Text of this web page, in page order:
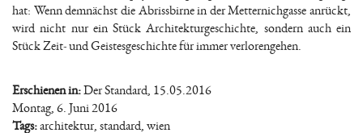
hat: Wenn demnächst die Abrissbirne in der Metternichgasse anrückt,
wird nicht nur ein Stück Architekturgeschichte, sondern auch ein
Stück Zeit- und Geistesgeschichte für immer verlorengehen.
Erschienen in:Der Standard, 15.05.2016
Montag, 6. Juni 2016
Tags:architektur, standard wien